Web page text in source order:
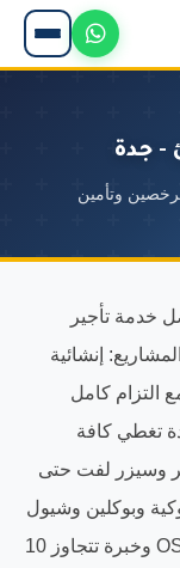
- جدة
وتأمين
خدمة تأجير
إنشائية
التزام كامل
يشمل 22 نوع معدة تغطي كافة
مان لفت بارتفاعات حتى 43 متر وسيزر لفت حتى
شوكية وبوكلين وشيول
ومولدات. مشغلون مرخصون بشهادات OSHA وخبرة تتجاوز 10